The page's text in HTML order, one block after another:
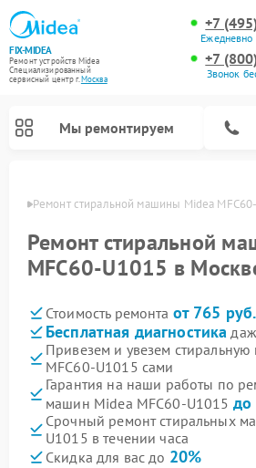
FIX-MIDEA
Ремонт устройств Midea
Специализированный
cервисный центр г.Москва
+7
+7
Звонок
Мы ремонтируем
Ремонт стиральной машины Midea
Ремонт стиральной
MFC60-U1015 в
Стоимость ремонта от 765 руб.
Бесплатная диагностика
Привезем и увезем
MFC60-U1015 сами
Гарантия на наши работы по
машин Midea MFC60-U1015 до
Срочный ремонт стиральных
U1015 в течении часа
Скидка для вас до 20%